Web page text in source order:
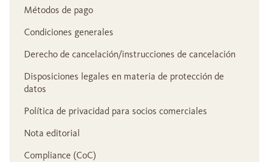
Métodos de pago
Condiciones generales
Derecho de cancelación/instrucciones de cancelación
Disposiciones legales en materia de protección de
datos
Política de privacidad para socios comerciales
Nota editorial
Compliance (CoC)